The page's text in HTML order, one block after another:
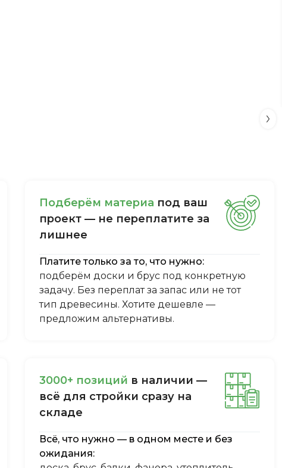
Пoдбepём мaтepиa пoд вaш
пpoeкт — нe пepeплaтитe зa
лишнee
Платите только за то, что нужно:
подберём доски и брус под конкретную
задачу. Без переплат за запас или не тот
тип древесины. Хотите дешевле —
предложим альтернативы.
3000+ пoзиций в нaличии —
вcё для cтpoйки cpaзу нa
cклaдe
Всё, что нужно — в одном месте и без
ожидания: